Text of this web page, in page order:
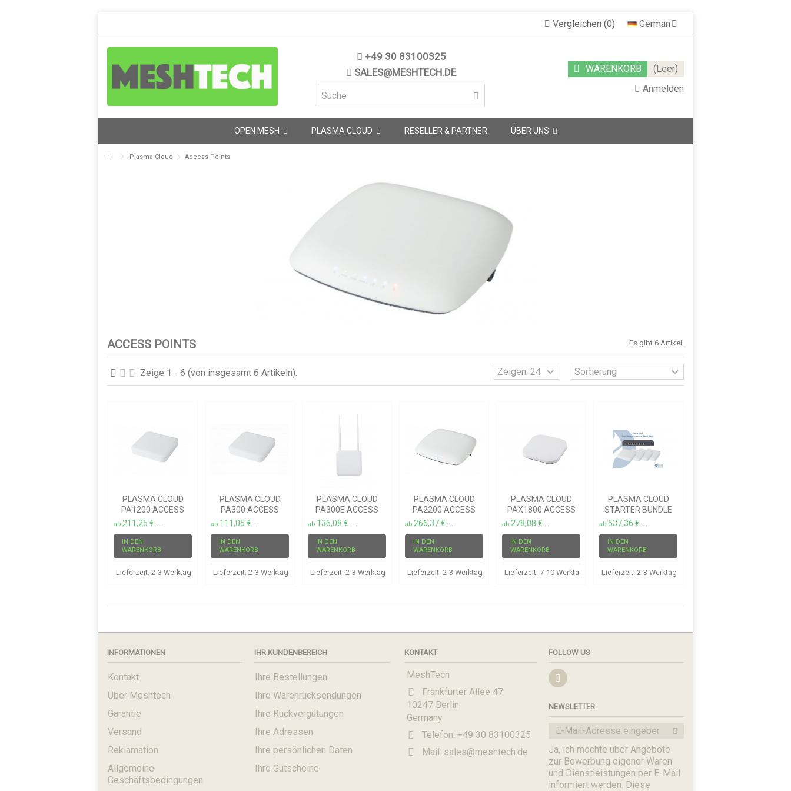
German
Vergleichen (0)
+49 30 83100325
SALES@MESHTECH.DE
WARENKORB
(Leer)
Anmelden
OPEN MESH PLASMA CLOUD RESELLER & PARTNER ÜBER UNS
Plasma Cloud Access Points
ACCESS POINTS Es gibt 6 Artikel.
Zeige 1 - 6 (von insgesamt 6 Artikeln).
PLASMA CLOUD
PA1200 ACCESS
POINT
ab 211,25 € inkl. MwSt. zzgl. Versandkosten
IN DEN
WARENKORB
Lieferzeit: 2-3 Werktage ab Zahlungseingang
PLASMA CLOUD
PA300 ACCESS
POINT
ab 111,05 € inkl. MwSt. zzgl. Versandkosten
IN DEN
WARENKORB
Lieferzeit: 2-3 Werktage ab Zahlungseingang
PLASMA CLOUD
PA300E ACCESS
POINT
ab 136,08 € inkl. MwSt. zzgl. Versandkosten
IN DEN
WARENKORB
Lieferzeit: 2-3 Werktage ab Zahlungseingang
PLASMA CLOUD
PA2200 ACCESS
POINT
ab 266,37 € inkl. MwSt. zzgl. Versandkosten
IN DEN
WARENKORB
Lieferzeit: 2-3 Werktage ab Zahlungseingang
PLASMA CLOUD
PAX1800 ACCESS
POINT
ab 278,08 € inkl. MwSt. zzgl. Versandkosten
IN DEN
WARENKORB
Lieferzeit: 7-10 Werktage ab Zahlungseingang
PLASMA CLOUD
STARTER BUNDLE
ab 537,36 € inkl. MwSt.
IN DEN
WARENKORB
Lieferzeit: 2-3 Werktage ab Zahlungseingang
INFORMATIONEN
Kontakt
Über Meshtech
Garantie
Versand
Reklamation
Allgemeine
Geschäftsbedingungen
IHR KUNDENBEREICH
Ihre Bestellungen
Ihre Warenrücksendungen
Ihre Rückvergütungen
Ihre Adressen
Ihre persönlichen Daten
Ihre Gutscheine
KONTAKT
MeshTech
Frankfurter Allee 47
10247 Berlin
Germany
Telefon: +49 30 83100325
Mail: sales@meshtech.de
FOLLOW US
NEWSLETTER
Ja, ich möchte über Angebote
zur Bewerbung eigener Waren
und Dienstleistungen per E-Mail
informiert werden. Diese